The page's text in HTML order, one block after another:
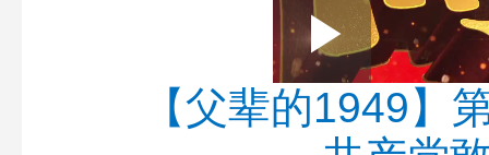
Play
Video
Play
Loaded
1.86%
0:00/
【父辈的1949